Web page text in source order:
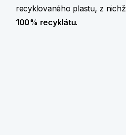
recyklovaného plastu, z nichž
100% recyklátu.